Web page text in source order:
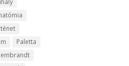
Paletta